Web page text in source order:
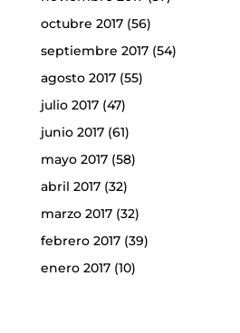
octubre 2017(56)
septiembre 2017(54)
agosto 2017(55)
julio 2017(47)
junio 2017(61)
mayo 2017(58)
abril 2017(32)
marzo 2017(32)
febrero 2017(39)
enero 2017(10)